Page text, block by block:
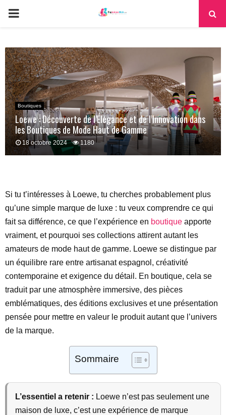
PRIMARY
Boutiques
Loewe : Découverte de l’Élégance et de l’Innovation dans
les Boutiques de Mode Haut de Gamme
18 octobre 2024 1180
Si tu t’intéresses à Loewe, tu cherches probablement plus
qu’une simple marque de luxe : tu veux comprendre ce qui
fait sa différence, ce que l’expérience en boutique apporte
vraiment, et pourquoi ses collections attirent autant les
amateurs de mode haut de gamme. Loewe se distingue par
un équilibre rare entre artisanat espagnol, créativité
contemporaine et exigence du détail. En boutique, cela se
traduit par une atmosphère immersive, des pièces
emblématiques, des éditions exclusives et une présentation
pensée pour mettre en valeur le produit autant que l’univers
de la marque.
Sommaire
L’essentiel a retenir : Loewe n’est pas seulement une
maison de luxe, c’est une expérience de marque